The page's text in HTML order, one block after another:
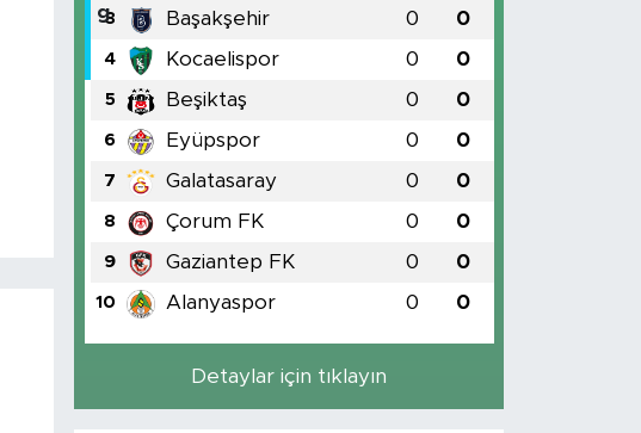
3 Başakşehir 0 0
4 Kocaelispor 0 0
5 Beşiktaş 0 0
6 Eyüpspor 0 0
7 Galatasaray 0 0
8 Çorum FK 0 0
9 Gaziantep FK 0 0
10 Alanyaspor 0 0
Detaylar için tıklayın